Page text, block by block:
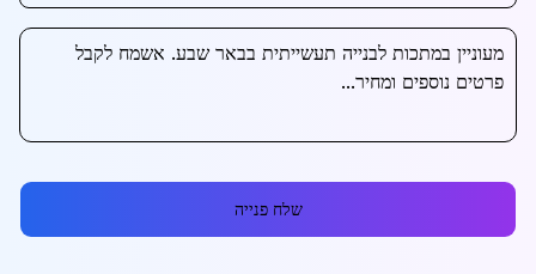
שלח פנייה